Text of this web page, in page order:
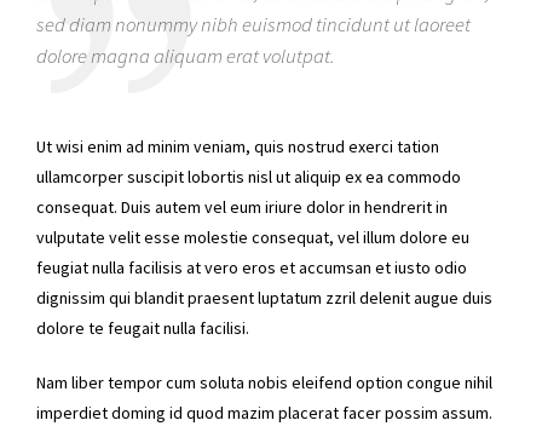
sed diam nonummy nibh euismod tincidunt ut laoreet
dolore magna aliquam erat volutpat.
Ut wisi enim ad minim veniam, quis nostrud exerci tation
ullamcorper suscipit lobortis nisl ut aliquip ex ea commodo
consequat. Duis autem vel eum iriure dolor in hendrerit in
vulputate velit esse molestie consequat, vel illum dolore eu
feugiat nulla facilisis at vero eros et accumsan et iusto odio
dignissim qui blandit praesent luptatum zzril delenit augue duis
dolore te feugait nulla facilisi.
Nam liber tempor cum soluta nobis eleifend option congue nihil
imperdiet doming id quod mazim placerat facer possim assum.